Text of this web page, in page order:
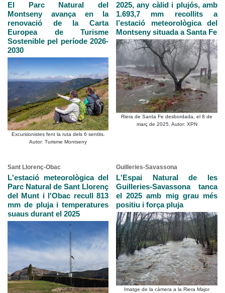
El Parc Natural del
Montseny avança en la
renovació de la Carta
Europea de Turisme
Sostenible pel període 2026-
2030
Excursionistes fent la ruta dels 6 sentits.
Autor: Turisme Montseny
2025, any càlid i plujós, amb
1.693,7 mm recollits a
l’estació meteorològica del
Montseny situada a Santa Fe
Riera de Santa Fe desbordada, el 8 de
març de 2025. Autor: XPN
Sant Llorenç-Obac
L'estació meteorològica del
Parc Natural de Sant Llorenç
del Munt i l'Obac recull 813
mm de pluja i temperatures
suaus durant el 2025
Guilleries-Savassona
L'Espai Natural de les
Guilleries-Savassona tanca
el 2025 amb mig grau més
positiu i força pluja
Imatge de la càmera a la Riera Major